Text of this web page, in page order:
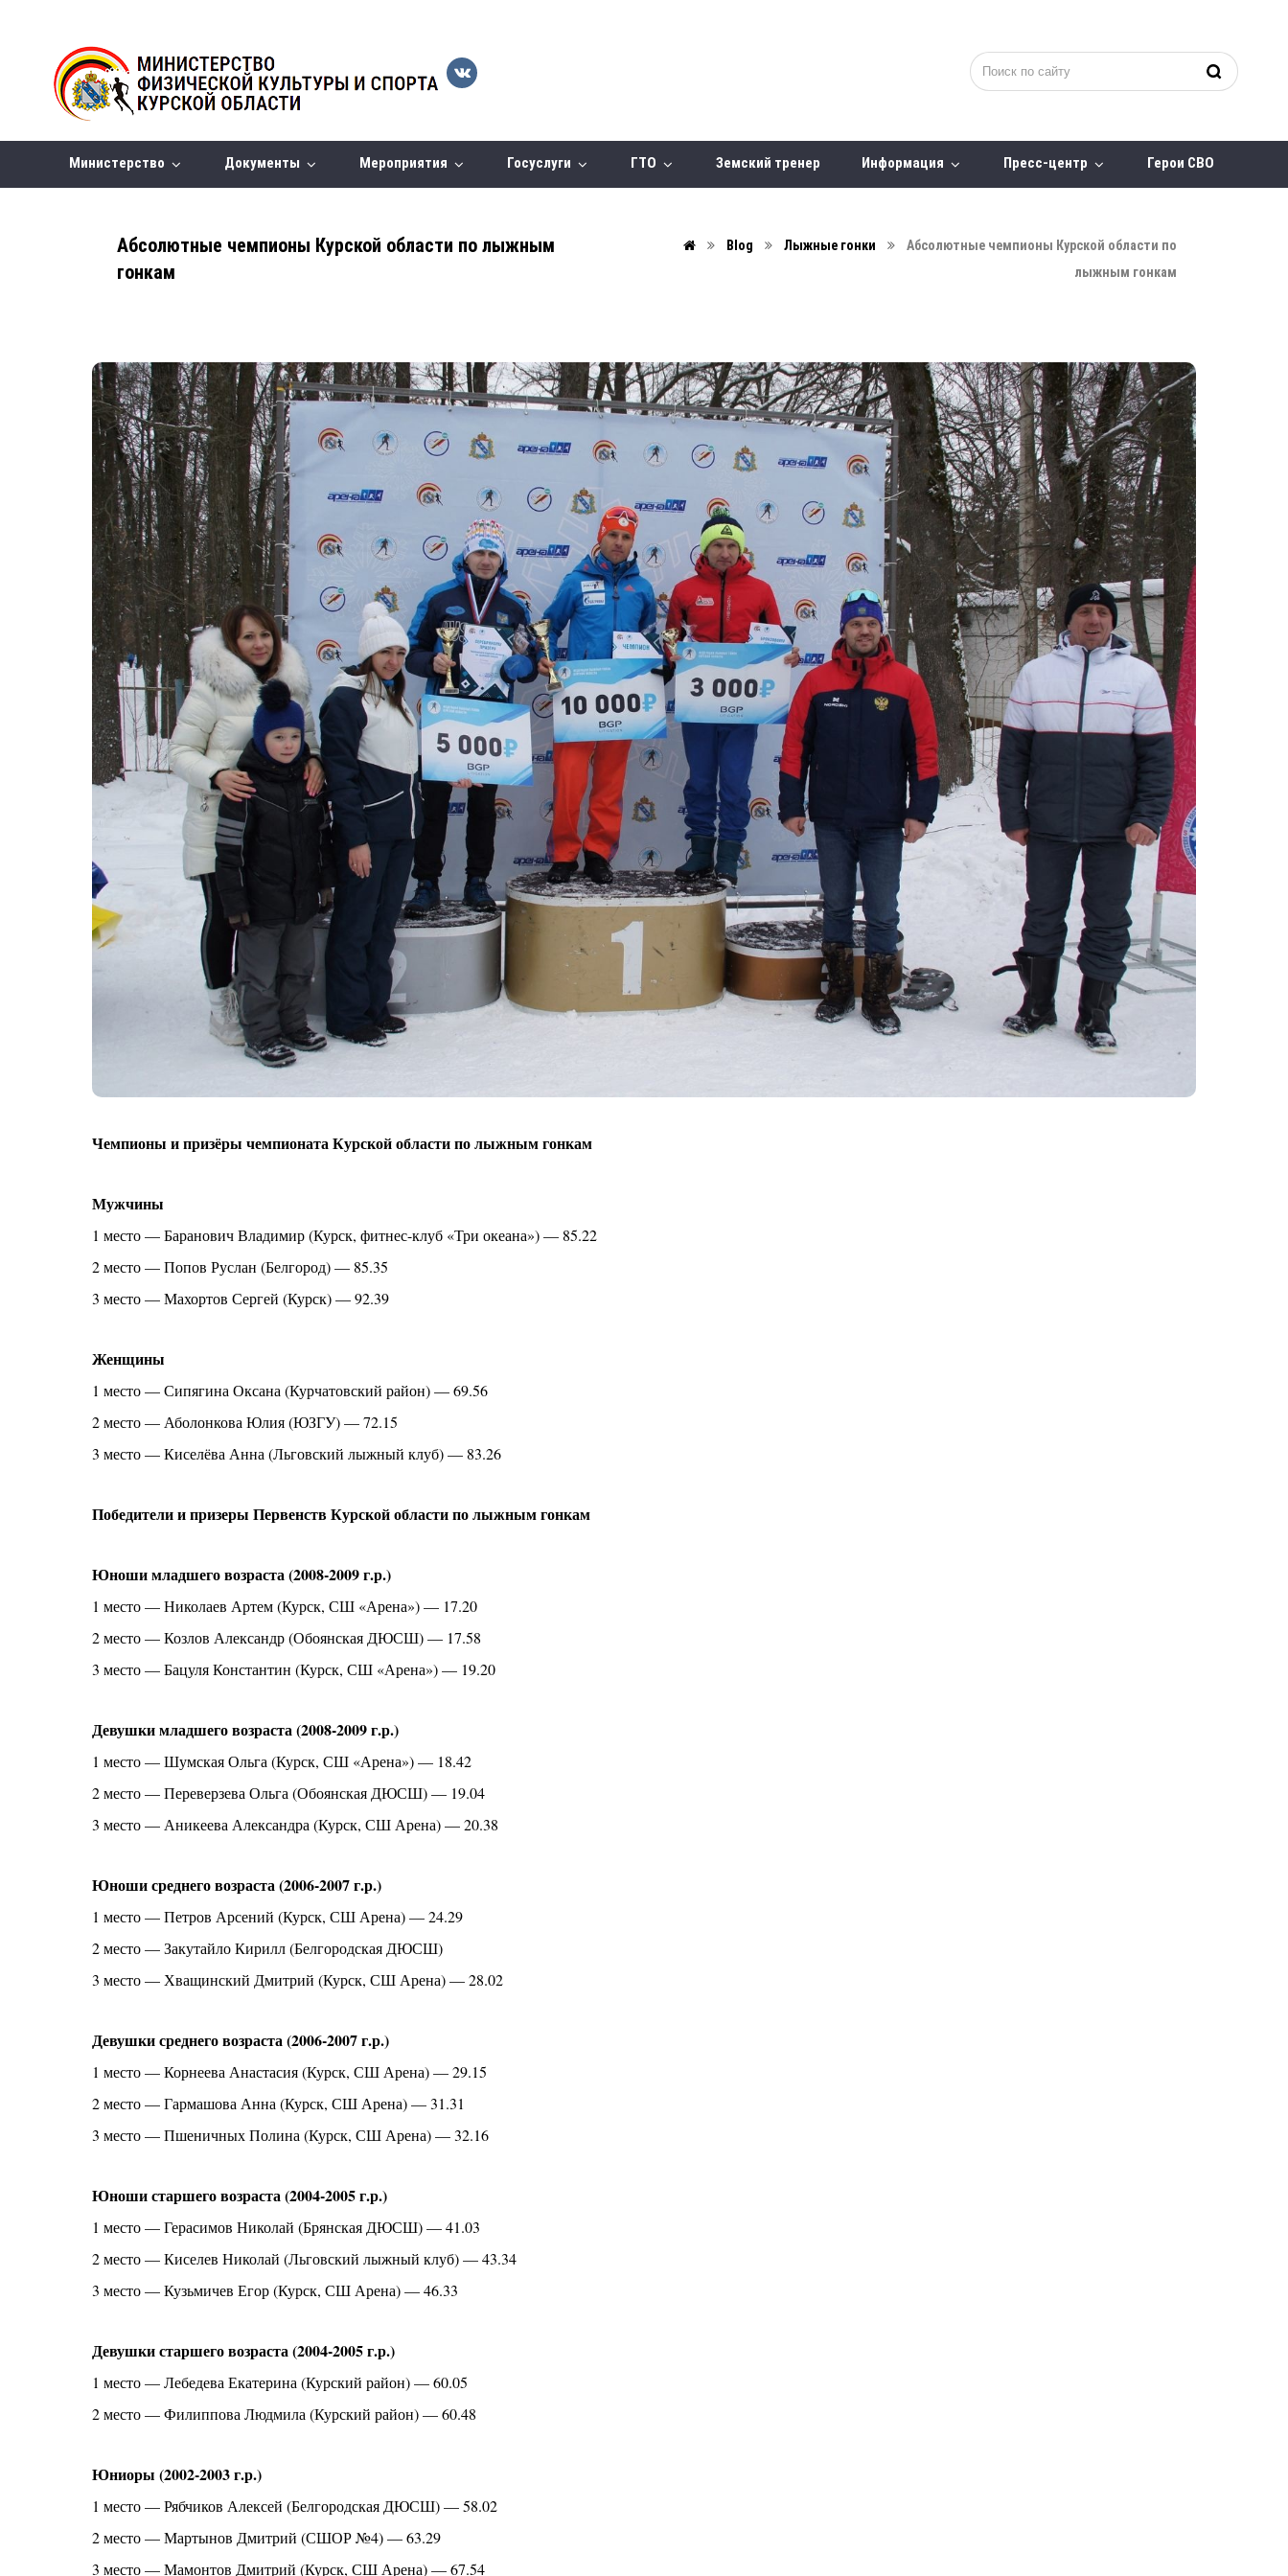
Министерство Документы Мероприятия Госуслуги ГТО Земский тренер Информация Пресс-центр Герои СВО
Абсолютные чемпионы Курской области по лыжным
гонкам
Blog Лыжные гонки
Абсолютные чемпионы Курской области по
лыжным гонкам
Чемпионы и призёры чемпионата Курской области по лыжным гонкам
Мужчины
1 место — Баранович Владимир (Курск, фитнес-клуб «Три океана») — 85.22
2 место — Попов Руслан (Белгород) — 85.35
3 место — Махортов Сергей (Курск) — 92.39
Женщины
1 место — Сипягина Оксана (Курчатовский район) — 69.56
2 место — Аболонкова Юлия (ЮЗГУ) — 72.15
3 место — Киселёва Анна (Льговский лыжный клуб) — 83.26
Победители и призеры Первенств Курской области по лыжным гонкам
Юноши младшего возраста (2008-2009 г.р.)
1 место — Николаев Артем (Курск, СШ «Арена») — 17.20
2 место — Козлов Александр (Обоянская ДЮСШ) — 17.58
3 место — Бацуля Константин (Курск, СШ «Арена») — 19.20
Девушки младшего возраста (2008-2009 г.р.)
1 место — Шумская Ольга (Курск, СШ «Арена») — 18.42
2 место — Переверзева Ольга (Обоянская ДЮСШ) — 19.04
3 место — Аникеева Александра (Курск, СШ Арена) — 20.38
Юноши среднего возраста (2006-2007 г.р.)
1 место — Петров Арсений (Курск, СШ Арена) — 24.29
2 место — Закутайло Кирилл (Белгородская ДЮСШ)
3 место — Хващинский Дмитрий (Курск, СШ Арена) — 28.02
Девушки среднего возраста (2006-2007 г.р.)
1 место — Корнеева Анастасия (Курск, СШ Арена) — 29.15
2 место — Гармашова Анна (Курск, СШ Арена) — 31.31
3 место — Пшеничных Полина (Курск, СШ Арена) — 32.16
Юноши старшего возраста (2004-2005 г.р.)
1 место — Герасимов Николай (Брянская ДЮСШ) — 41.03
2 место — Киселев Николай (Льговский лыжный клуб) — 43.34
3 место — Кузьмичев Егор (Курск, СШ Арена) — 46.33
Девушки старшего возраста (2004-2005 г.р.)
1 место — Лебедева Екатерина (Курский район) — 60.05
2 место — Филиппова Людмила (Курский район) — 60.48
Юниоры (2002-2003 г.р.)
1 место — Рябчиков Алексей (Белгородская ДЮСШ) — 58.02
2 место — Мартынов Дмитрий (СШОР №4) — 63.29
3 место — Мамонтов Дмитрий (Курск, СШ Арена) — 67.54